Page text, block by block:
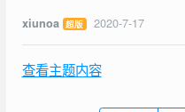
xiunoa 超版 2020-7-17
查看主题内容